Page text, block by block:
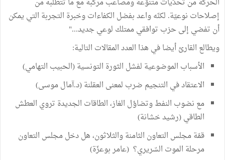
إصلاحات نوعيّة. لكنّه واعد بفضل الكفاءات وخبرة التجربة التي يمكن
أن تفضي إلى حزب توافقي ممتلك لوعي جديد..."
ويطالع القارئ أيضا في هذا العدد المقالات التالية:
الأسباب الموضوعية لفشل الثورة التونسية (الحبيب التهامي)
الاعتقاد في التنجيم ضرب لمعنى العقلنة (د.آمال موسى)
مع نضوب النفط وتضاؤل الغاز، الطاقات الجديدة تروي العطش
الطاقي (رشيد خشانة)
قمّة مجلس التعاون الثامنة والثلاثون، هل دخل مجلس التعاون
مرحلة الموت السّريري؟ (عامر بوعزّة)